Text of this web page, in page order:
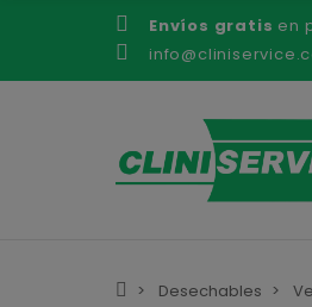
Envíos gratis en
Desechables